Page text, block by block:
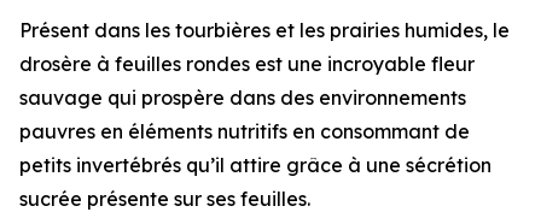
Présent dans les tourbières et les prairies humides, le
drosère à feuilles rondes est une incroyable fleur
sauvage qui prospère dans des environnements
pauvres en éléments nutritifs en consommant de
petits invertébrés qu’il attire grâce à une sécrétion
sucrée présente sur ses feuilles.